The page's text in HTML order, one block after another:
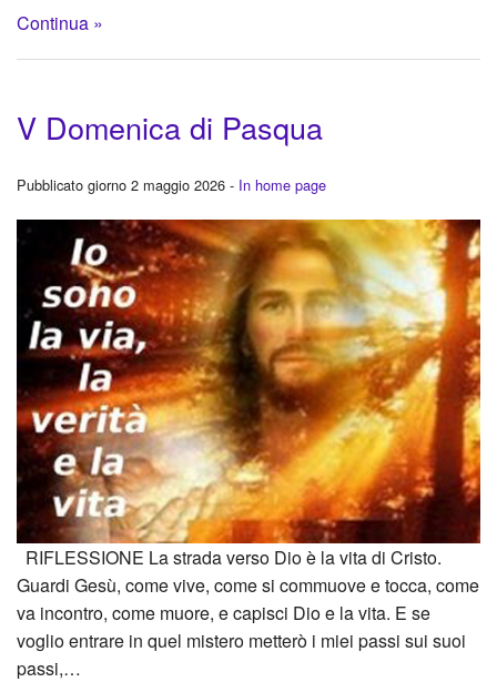
Continua »
V Domenica di Pasqua
Pubblicato giorno 2 maggio 2026 - In home page
RIFLESSIONE La strada verso Dio è la vita di Cristo.
Guardi Gesù, come vive, come si commuove e tocca, come
va incontro, come muore, e capisci Dio e la vita. E se
voglio entrare in quel mistero metterò i miei passi sui suoi
passi,…